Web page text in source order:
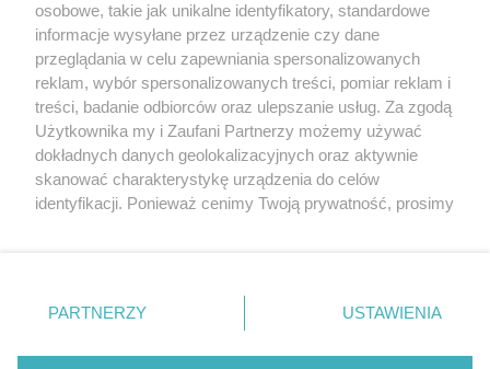
Regulamin konkursów
śniadaniówka "Hej
Szczecin! Jest piątek!"
Partnerzy
Praca Szczecin
© 2026 wSzczecinie.pl
osobowe, takie jak unikalne identyfikatory, standardowe
informacje wysyłane przez urządzenie czy dane
przeglądania w celu zapewniania spersonalizowanych
reklam, wybór spersonalizowanych treści, pomiar reklam i
treści, badanie odbiorców oraz ulepszanie usług. Za zgodą
Użytkownika my i Zaufani Partnerzy możemy używać
dokładnych danych geolokalizacyjnych oraz aktywnie
skanować charakterystykę urządzenia do celów
identyfikacji. Ponieważ cenimy Twoją prywatność, prosimy
prywatności znajdujący się w lewym dolnym rogu strony
. Niektóre rodzaje przetwarzania danych nie wymagają
PARTNERZY USTAWIENIA